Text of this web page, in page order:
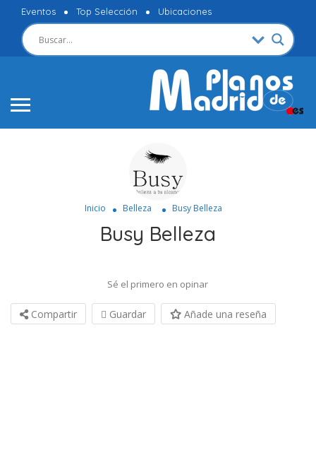
Eventos Top Selección Ubicaciones
Inicio Belleza Busy Belleza
Busy Belleza
Sé el primero en opinar
Compartir Guardar Añade una reseña